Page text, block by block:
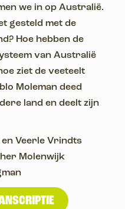
we in op Australië.
gesteld met de
Hoe hebben de
van Australië
ziet de veeteelt
Moleman deed
land en deelt zijn
en Veerle Vrindts
Molenwijk